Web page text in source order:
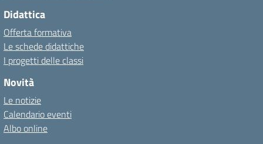
Didattica
Offerta formativa
Le schede didattiche
I progetti delle classi
Novità
Le notizie
Calendario eventi
Albo online